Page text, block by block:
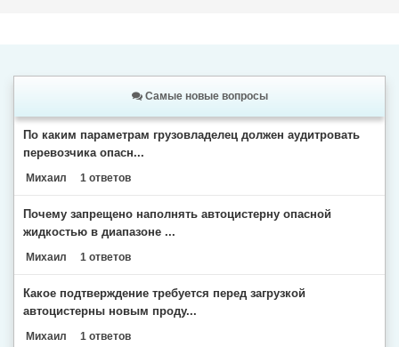
Самые новые вопросы
По каким параметрам грузовладелец должен аудитровать
перевозчика опасн...
Михаил 1 ответов
Почему запрещено наполнять автоцистерну опасной
жидкостью в диапазоне ...
Михаил 1 ответов
Какое подтверждение требуется перед загрузкой
автоцистерны новым проду...
Михаил 1 ответов